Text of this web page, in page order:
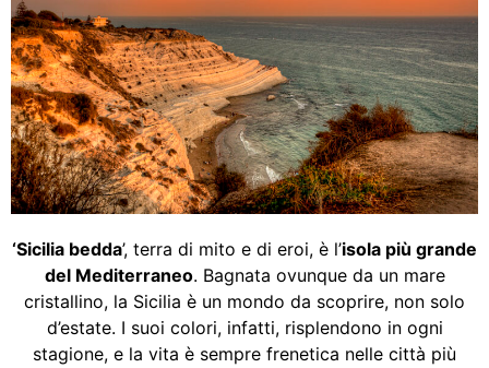
‘Sicilia bedda’, terra di mito e di eroi, è l’isola più grande
del Mediterraneo. Bagnata ovunque da un mare
cristallino, la Sicilia è un mondo da scoprire, non solo
d’estate. I suoi colori, infatti, risplendono in ogni
stagione, e la vita è sempre frenetica nelle città più